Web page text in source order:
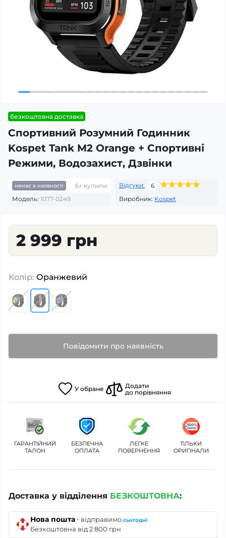
безкоштовна доставка
Спортивний Розумний Годинник
Kospet Tank M2 Orange + Спортивні
Режими, Водозахист, Дзвінки
немає в наявності 6+ купили Відгуки:
6
Модель: 1077-0249 Виробник: Kospet
2 999 грн
Колір: Оранжевий
Повідомити про наявність
У обране
Додати
до порівняння
ГАРАНТІЙНИЙ
ТАЛОН
БЕЗПЕЧНА
ОПЛАТА
ЛЕГКЕ
ПОВЕРНЕННЯ
ТІЛЬКИ
ОРИГІНАЛИ
Доставка у відділення БЕЗКОШТОВНА:
Нова пошта · відправимо сьогодні
Безкоштовна від 2 800 грн